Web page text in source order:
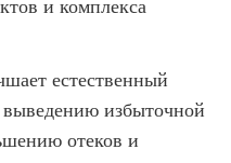
и комплекса
естественный
избыточной
отеков и